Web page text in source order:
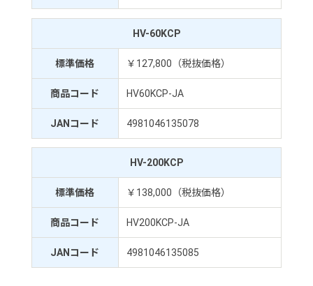
HV-60KCP
標準価格 ￥127,800（税抜価格）
商品コード HV60KCP-JA
JANコード 4981046135078
HV-200KCP
標準価格 ￥138,000（税抜価格）
商品コード HV200KCP-JA
JANコード 4981046135085